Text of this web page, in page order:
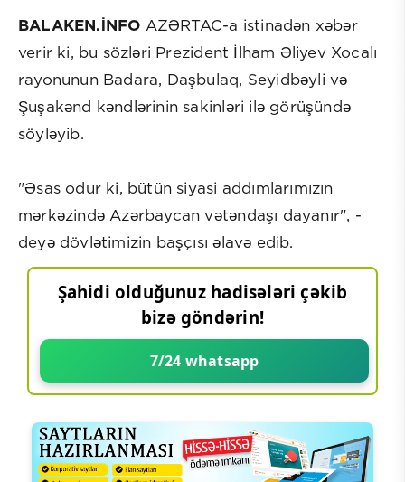
BALAKEN.İNFO AZƏRTAC-a istinadən xəbər
verir ki, bu sözləri Prezident İlham Əliyev Xocalı
rayonunun Badara, Daşbulaq, Seyidbəyli və
Şuşakənd kəndlərinin sakinləri ilə görüşündə
söyləyib.
"Əsas odur ki, bütün siyasi addımlarımızın
mərkəzində Azərbaycan vətəndaşı dayanır", -
deyə dövlətimizin başçısı əlavə edib.
Şahidi olduğunuz hadisələri çəkib
bizə göndərin!
7/24 whatsapp